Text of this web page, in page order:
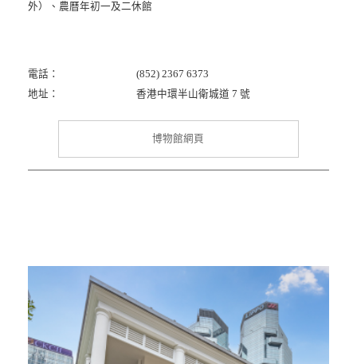
外）、農曆年初一及二休館
電話：
(852) 2367 6373
地址：
香港中環半山衛城道 7 號
博物館網頁